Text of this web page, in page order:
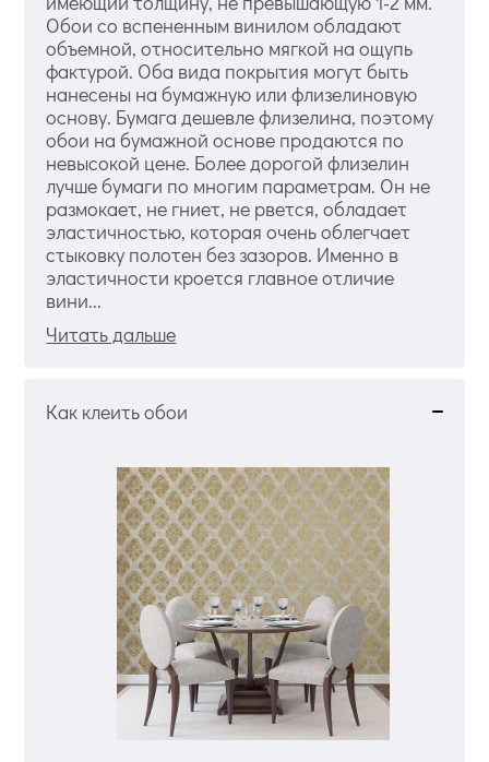
Обои со вспененным винилом обладают
объемной, относительно мягкой на ощупь
фактурой. Оба вида покрытия могут быть
нанесены на бумажную или флизелиновую
основу. Бумага дешевле флизелина, поэтому
обои на бумажной основе продаются по
невысокой цене. Более дорогой флизелин
лучше бумаги по многим параметрам. Он не
размокает, не гниет, не рвется, обладает
эластичностью, которая очень облегчает
стыковку полотен без зазоров. Именно в
эластичности кроется главное отличие
вини...
Читать дальше
Как клеить обои